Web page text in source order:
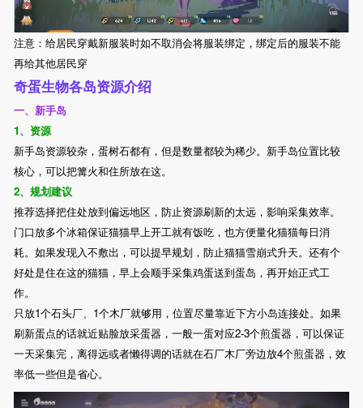
注意：给居民穿戴新服装时如不取消会将服装绑定，绑定后的服装不能
再给其他居民穿
奇蛋生物各岛资源介绍
一、新手岛
1、资源
新手岛资源较杂，蛋树石都有，但是数量都较为稀少。新手岛位置比较
核心，可以把篝火和住所放在这。
2、规划建议
推荐选择把住处放到偏远地区，防止资源刷新的太远，影响采集效率。
门口放多个冰箱保证猫猫早上开工就有饭吃，也方便量化猫猫每日消
耗。如果发现入不敷出，可以提早规划，防止猫猫雪崩式升天。还有个
好处是住在这的猫猫，早上会顺手采集鸡蛋送到蛋岛，再开始正式工
作。
只放1个石头厂、1个木厂就够用，位置尽量靠近下方小岛连接处。如果
刷新蛋点的话就近贴脸放采蛋器，一般一蛋对应2-3个煎蛋器，可以保证
一天采集完，离得远或者懒得调的话就在石厂木厂旁边放4个煎蛋器，效
率低一些但是省心。